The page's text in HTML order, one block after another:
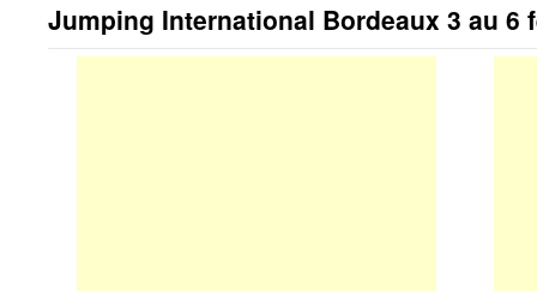
Jumping International Bordeaux 3 au 6